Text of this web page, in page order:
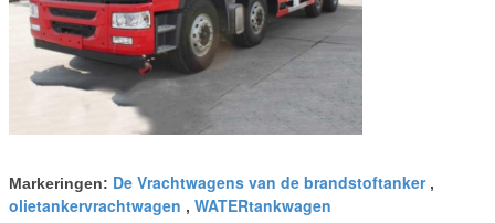
Markeringen: De Vrachtwagens van de brandstoftanker,
olietankervrachtwagen , WATERtankwagen